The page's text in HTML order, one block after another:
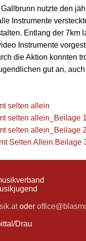
nutzte den
Instrumente
Entlang der 7km
Instrumente
die Aktion konnten
gut an,
selten allein
selten allein_Beilage 1
selten allein_Beilage 2
Selten Allein Beilage
oder
Drau